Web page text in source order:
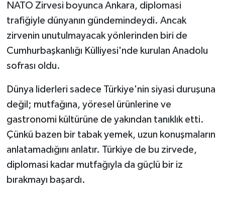
NATO Zirvesi boyunca Ankara, diplomasi
trafiğiyle dünyanın gündemindeydi. Ancak
zirvenin unutulmayacak yönlerinden biri de
Cumhurbaşkanlığı Külliyesi'nde kurulan Anadolu
sofrası oldu.
Dünya liderleri sadece Türkiye'nin siyasi duruşuna
değil; mutfağına, yöresel ürünlerine ve
gastronomi kültürüne de yakından tanıklık etti.
Çünkü bazen bir tabak yemek, uzun konuşmaların
anlatamadığını anlatır. Türkiye de bu zirvede,
diplomasi kadar mutfağıyla da güçlü bir iz
bırakmayı başardı.